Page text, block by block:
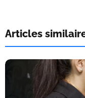
Articles